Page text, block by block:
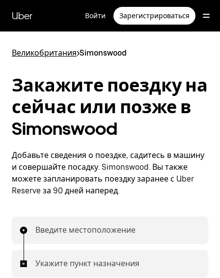
перейти
к
содержимому
Uber Войти Зарегистрироваться
Великобритания>Simonswood
Закажите поездку на
сейчас или позже в
Simonswood
Добавьте сведения о поездке, садитесь в машину
и совершайте посадку. Simonswood. Вы также
можете запланировать поездку заранее с Uber
Reserve за 90 дней наперед.
Введите местоположение
Укажите пункт назначения